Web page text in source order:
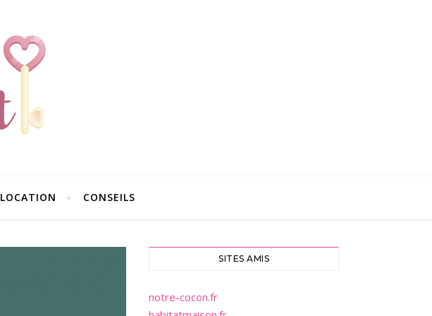
LOCATION CONSEILS
SITES AMIS
notre-cocon.fr